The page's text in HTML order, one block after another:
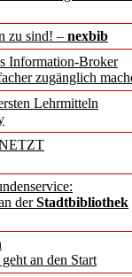
zu sind! – nexbib
Information-Broker
zugänglich
Lehrmitteln
derStadtbibliothek
geht an den Start
für
in
neu